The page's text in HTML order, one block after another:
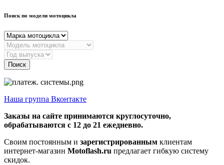
Поиск по модели мотоцикла
Поиск
Наша группа Вконтакте
Заказы на сайте принимаются круглосуточно,
обрабатываются с 12 до 21 ежедневно.
Своим постоянным и зарегистрированным клиентам
интернет-магазин Motoflash.ru предлагает гибкую систему
скидок.